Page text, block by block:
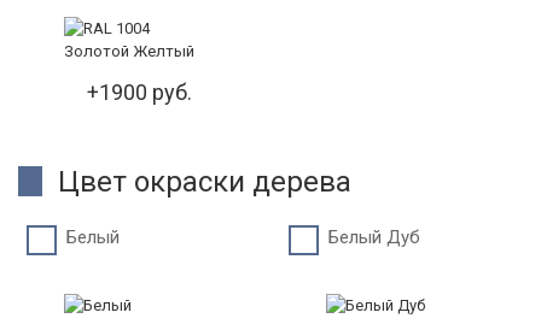
+1900 руб.
Цвет окраски дерева
Белый Белый Дуб